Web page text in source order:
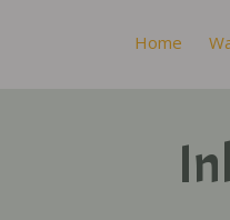
Home